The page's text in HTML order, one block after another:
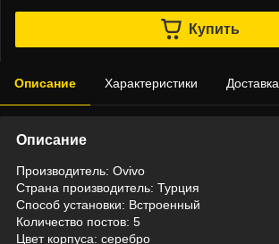
Купить
Описание Характеристики Доставка
Описание
Производитель: Ovivo
Страна производитель: Турция
Способ установки: Встроенный
Количество постов: 5
Цвет корпуса: серебро